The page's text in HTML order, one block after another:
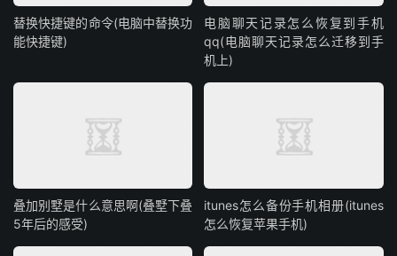
替换快捷键的命令(电脑中替换功
能快捷键)
电脑聊天记录怎么恢复到手机
qq(电脑聊天记录怎么迁移到手
机上)
叠加别墅是什么意思啊(叠墅下叠
5年后的感受)
itunes怎么备份手机相册(itunes
怎么恢复苹果手机)